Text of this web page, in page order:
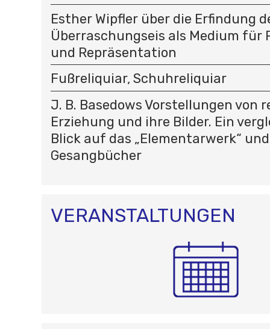
Esther Wipfler über die Erfindung
Überraschungseis als Medium für
und Repräsentation
Fußreliquiar, Schuhreliquiar
J. B. Basedows Vorstellungen von
Erziehung und ihre Bilder. Ein
Blick auf das „Elementarwerk“
Gesangbücher
VERANSTALTUNGEN